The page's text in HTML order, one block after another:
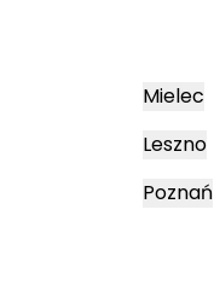
Mielec
Leszno
Poznań